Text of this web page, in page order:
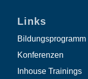
Links
Bildungsprogramm
Konferenzen
Inhouse Trainings